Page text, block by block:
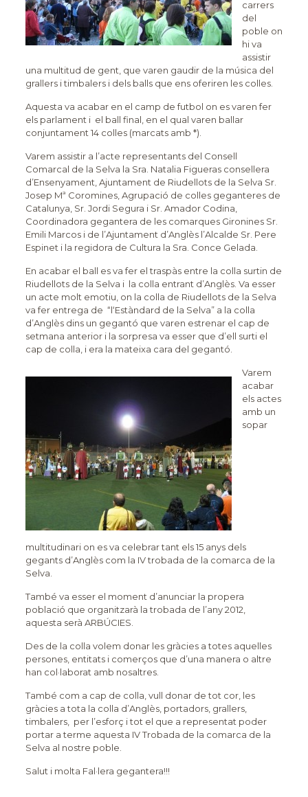
carrers
del
poble on
hi va
assistir
una multitud de gent, que varen gaudir de la música del
grallers i timbalers i dels balls que ens oferiren les colles.
Aquesta va acabar en el camp de futbol on es varen fer
els parlament i el ball final, en el qual varen ballar
conjuntament 14 colles (marcats amb *).
Varem assistir a l’acte representants del Consell
Comarcal de la Selva la Sra. Natalia Figueras consellera
d’Ensenyament, Ajuntament de Riudellots de la Selva Sr.
Josep Mª Coromines, Agrupació de colles geganteres de
Catalunya, Sr. Jordi Segura i Sr. Amador Codina,
Coordinadora gegantera de les comarques Gironines Sr.
Emili Marcos i de l’Ajuntament d’Anglès l’Alcalde Sr. Pere
Espinet i la regidora de Cultura la Sra. Conce Gelada.
En acabar el ball es va fer el traspàs entre la colla surtin de
Riudellots de la Selva i la colla entrant d’Anglès. Va esser
un acte molt emotiu, on la colla de Riudellots de la Selva
va fer entrega de “l‘Estàndard de la Selva” a la colla
d’Anglès dins un gegantó que varen estrenar el cap de
setmana anterior i la sorpresa va esser que d’ell surti el
cap de colla, i era la mateixa cara del gegantó.
Varem
acabar
els actes
amb un
sopar
multitudinari on es va celebrar tant els 15 anys dels
gegants d’Anglès com la IV trobada de la comarca de la
Selva.
També va esser el moment d’anunciar la propera
població que organitzarà la trobada de l’any 2012,
aquesta serà ARBÚCIES.
Des de la colla volem donar les gràcies a totes aquelles
persones, entitats i comerços que d’una manera o altre
han col·laborat amb nosaltres.
També com a cap de colla, vull donar de tot cor, les
gràcies a tota la colla d’Anglès, portadors, grallers,
timbalers, per l’esforç i tot el que a representat poder
portar a terme aquesta IV Trobada de la comarca de la
Selva al nostre poble.
Salut i molta Fal·lera gegantera!!!